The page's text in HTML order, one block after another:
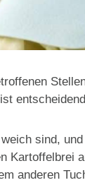
sind,
Kartoffelbrei
anderen